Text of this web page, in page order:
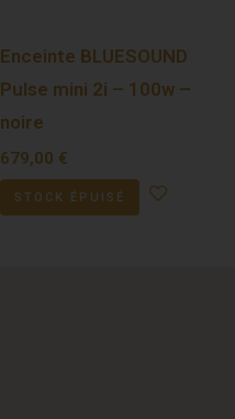
Enceinte BLUESOUND
Pulse mini 2i – 100w –
noire
679,00 €
STOCK ÉPUISÉ